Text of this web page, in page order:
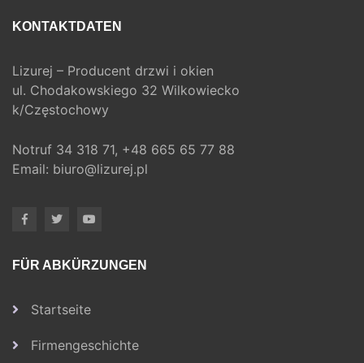
KONTAKTDATEN
Lizurej – Producent drzwi i okien
ul. Chodakowskiego 32 Wilkowiecko
k/Częstochowy
Notruf 34 318 71, +48 665 65 77 88
Email: biuro@lizurej.pl
FÜR ABKÜRZUNGEN
Startseite
Firmengeschichte